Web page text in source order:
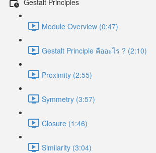
Module Overview (0:47)
Gestalt Principle คืออะไร ? (2:10)
Proximity (2:55)
Symmetry (3:57)
Closure (1:46)
Similarity (3:04)